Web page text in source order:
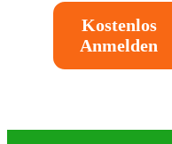
Kostenlos
Anmelden